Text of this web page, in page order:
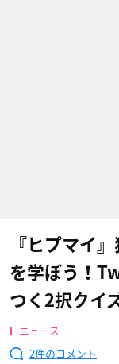
『ヒプマイ
を学ぼう！
つく2択クイ
ニュース
2